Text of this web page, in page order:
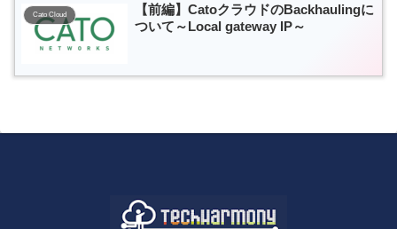
Cato Cloud
【前編】CatoクラウドのBackhaulingに
ついて～Local gateway IP～